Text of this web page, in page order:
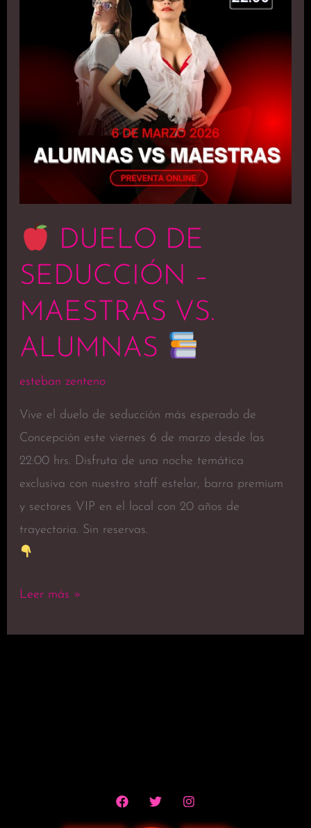
DUELO DE
SEDUCCIÓN –
MAESTRAS VS.
ALUMNAS
esteban zenteno
Vive el duelo de seducción más esperado de
Concepción este viernes 6 de marzo desde las
22:00 hrs. Disfruta de una noche temática
exclusiva con nuestro staff estelar, barra premium
y sectores VIP en el local con 20 años de
trayectoria. Sin reservas.
SEDUCCIÓN
MAESTRAS
ALUMNAS
Leer más »